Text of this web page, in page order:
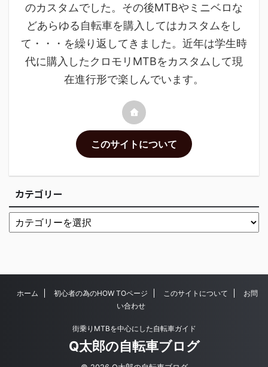
のカスタムでした。その後MTBやミニベロな
どあらゆる自転車を購入してはカスタムをし
て・・・を繰り返してきました。近年は学生時
代に購入したクロモリMTBをカスタムして現
在進行形で楽しんでいます。
このサイトについて
カテゴリー
ホーム 初心者の為のHOW TOページ このサイトについて
お問
い合わせ
街乗りMTBを中心にした自転車ガイド
Q太郎の自転車ブログ